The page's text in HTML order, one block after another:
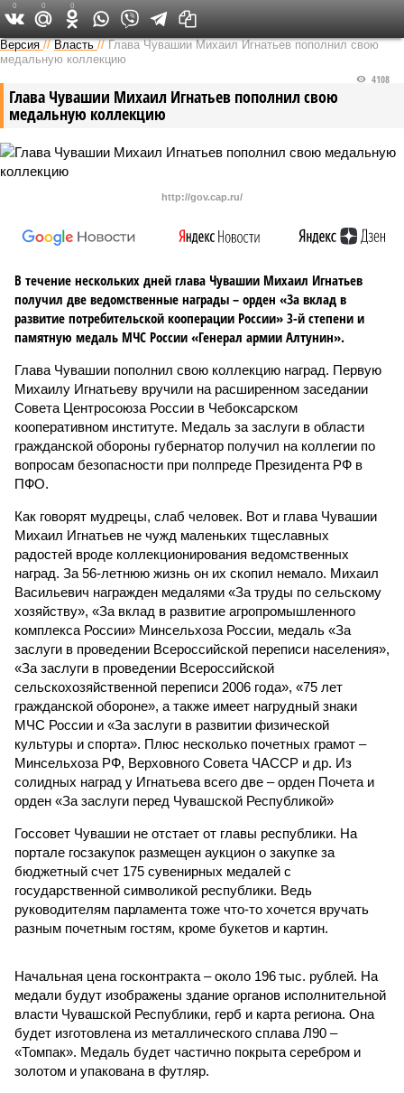
Версия в Чувашии
Версия //Власть //Глава Чувашии Михаил Игнатьев пополнил свою
медальную коллекцию
Глава Чувашии Михаил Игнатьев пополнил свою
медальную коллекцию
4108
http://gov.cap.ru/
В течение нескольких дней глава Чувашии Михаил Игнатьев
получил две ведомственные награды – орден «За вклад в
развитие потребительской кооперации России» 3-й степени и
памятную медаль МЧС России «Генерал армии Алтунин».
Глава Чувашии пополнил свою коллекцию наград. Первую
Михаилу Игнатьеву вручили на расширенном заседании
Совета Центросоюза России в Чебоксарском
кооперативном институте. Медаль за заслуги в области
гражданской обороны губернатор получил на коллегии по
вопросам безопасности при полпреде Президента РФ в
ПФО.
Как говорят мудрецы, слаб человек. Вот и глава Чувашии
Михаил Игнатьев не чужд маленьких тщеславных
радостей вроде коллекционирования ведомственных
наград. За 56-летнюю жизнь он их скопил немало. Михаил
Васильевич награжден медалями «За труды по сельскому
хозяйству», «За вклад в развитие агропромышленного
комплекса России» Минсельхоза России, медаль «За
заслуги в проведении Всероссийской переписи населения»,
«За заслуги в проведении Всероссийской
сельскохозяйственной переписи 2006 года», «75 лет
гражданской обороне», а также имеет нагрудный знаки
МЧС России и «За заслуги в развитии физической
культуры и спорта». Плюс несколько почетных грамот –
Минсельхоза РФ, Верховного Совета ЧАССР и др. Из
солидных наград у Игнатьева всего две – орден Почета и
орден «За заслуги перед Чувашской Республикой»
Госсовет Чувашии не отстает от главы республики. На
портале госзакупок размещен аукцион о закупке за
бюджетный счет 175 сувенирных медалей с
государственной символикой республики. Ведь
руководителям парламента тоже что-то хочется вручать
разным почетным гостям, кроме букетов и картин.
Начальная цена госконтракта – около 196 тыс. рублей. На
медали будут изображены здание органов исполнительной
власти Чувашской Республики, герб и карта региона. Она
будет изготовлена из металлического сплава Л90 –
«Томпак». Медаль будет частично покрыта серебром и
золотом и упакована в футляр.
0 0 0